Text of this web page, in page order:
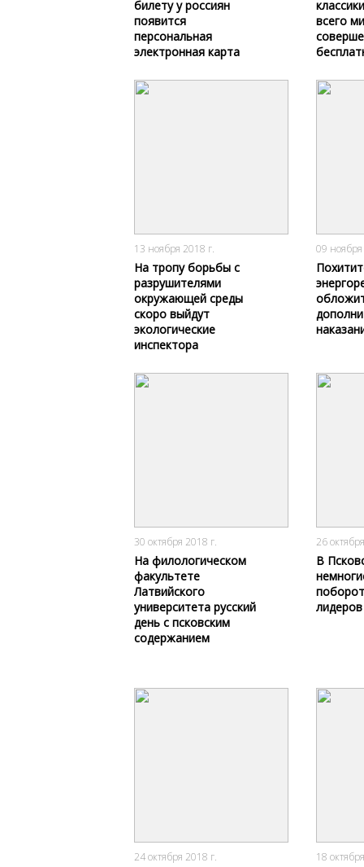
билету у россиян
появится
персональная
электронная карта
всего
13 ноября 2018 г.
На тропу борьбы с
разрушителями
окружающей среды
скоро выйдут
экологические
инспектора
09
30 октября 2018 г.
На филологическом
факультете
Латвийского
университета русский
день с псковским
содержанием
26
В
24 октября 2018 г.
18